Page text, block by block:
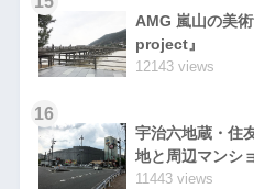
AMG 嵐山の美
project』
12143 views
16
宇治六地蔵・住
地と周辺マンシ
11443 views